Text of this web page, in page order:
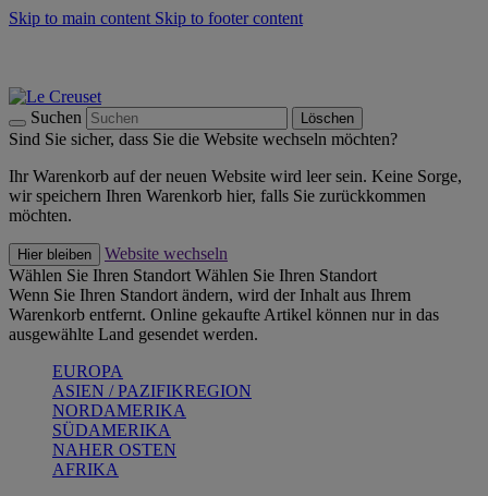
Skip to main content Skip to footer content
Suchen Löschen
Sind Sie sicher, dass Sie die Website wechseln möchten?
Ihr Warenkorb auf der neuen Website wird leer sein. Keine Sorge,
wir speichern Ihren Warenkorb hier, falls Sie zurückkommen
möchten.
Hier bleiben
Website wechseln
Wählen Sie Ihren Standort Wählen Sie Ihren Standort
Wenn Sie Ihren Standort ändern, wird der Inhalt aus Ihrem
Warenkorb entfernt. Online gekaufte Artikel können nur in das
ausgewählte Land gesendet werden.
EUROPA
ASIEN / PAZIFIKREGION
NORDAMERIKA
SÜDAMERIKA
NAHER OSTEN
AFRIKA